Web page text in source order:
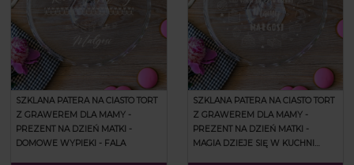
SZKLANA PATERA NA CIASTO TORT
Z GRAWEREM DLA MAMY -
PREZENT NA DZIEŃ MATKI -
DOMOWE WYPIEKI - FALA
SZKLANA PATERA NA CIASTO TORT
Z GRAWEREM DLA MAMY -
PREZENT NA DZIEŃ MATKI -
MAGIA DZIEJE SIĘ W KUCHNI